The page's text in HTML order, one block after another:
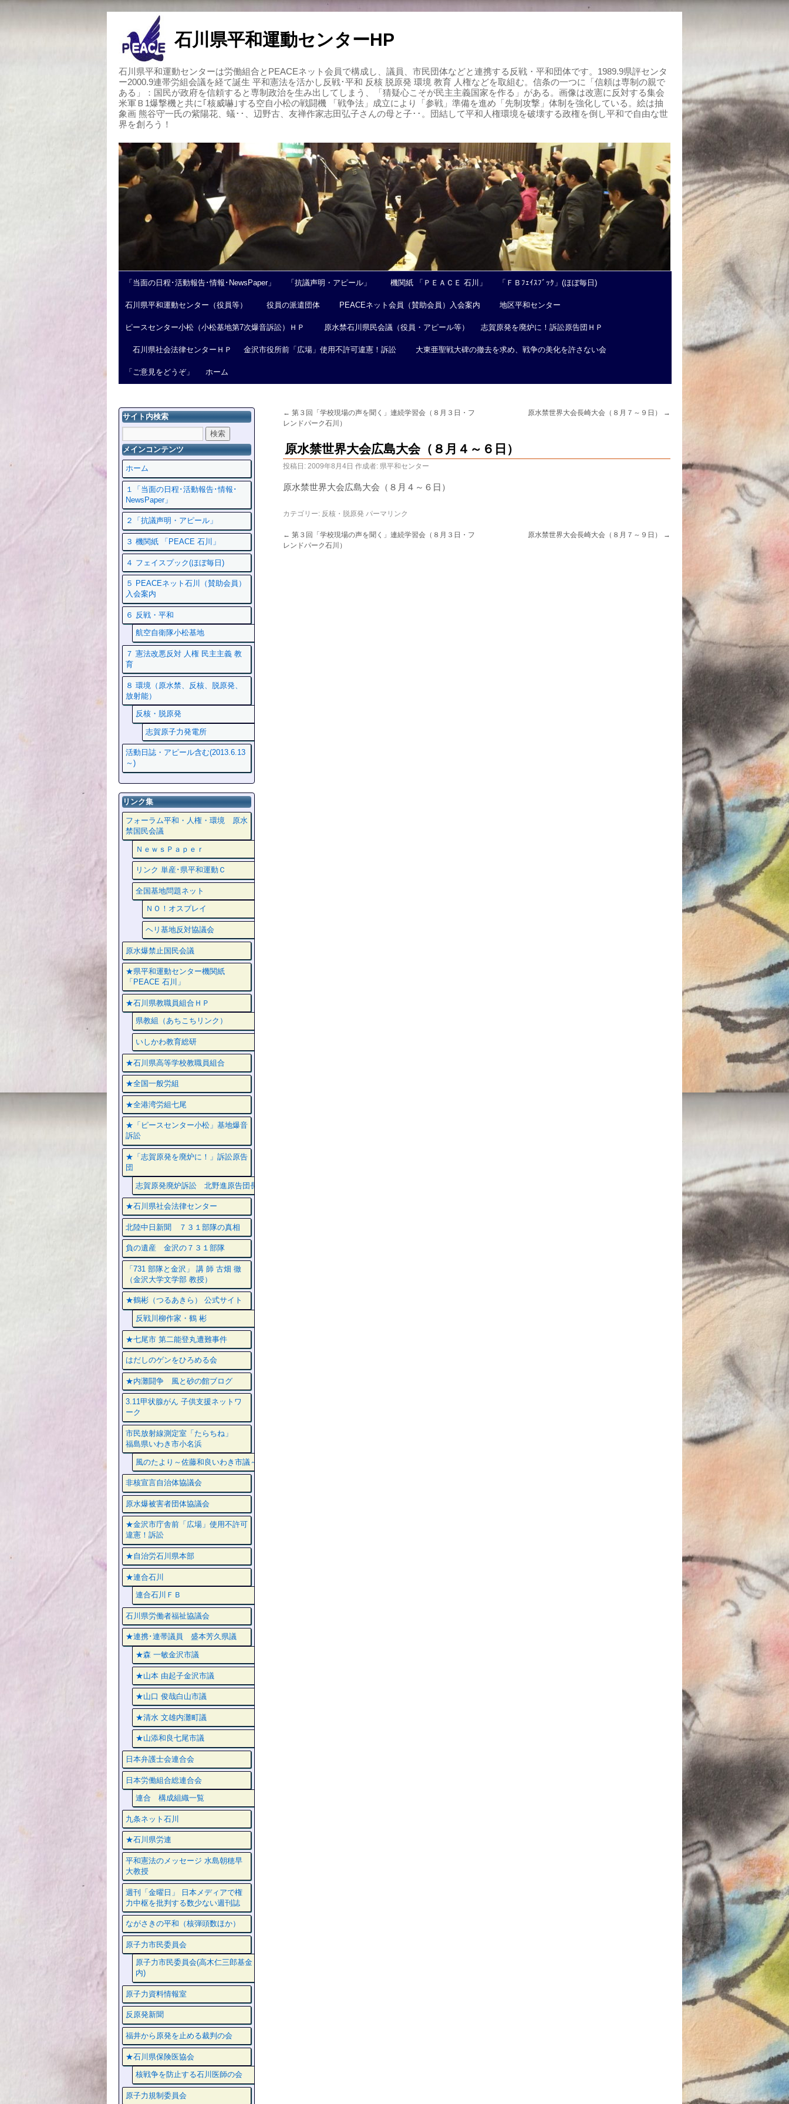
石川県平和運動センターHP
石川県平和運動センターは労働組合とPEACEネット会員で構成し、議員、市民団体などと連携する反戦・平和団体です。1989.9県評センタ
ー2000.9連帯労組会議を経て誕生 平和憲法を活かし反戦･平和 反核 脱原発 環境 教育 人権などを取組む。信条の一つに「信頼は専制の親で
ある」：国民が政府を信頼すると専制政治を生み出してしまう、「猜疑心こそが民主主義国家を作る」がある。画像は改憲に反対する集会
米軍Ｂ1爆撃機と共に｢核威嚇｣する空自小松の戦闘機 「戦争法」成立により「参戦」準備を進め「先制攻撃」体制を強化している。絵は抽
象画 熊谷守一氏の紫陽花、蟻･･、辺野古、友禅作家志田弘子さんの母と子･･。団結して平和人権環境を破壊する政権を倒し平和で自由な世
界を創ろう！
「当面の日程･活動報告･情報･NewsPaper」 「抗議声明・アピール」 機関紙 「ＰＥＡＣＥ 石川」 「ＦＢﾌｪｲｽﾌﾞｯｸ」(ほぼ毎日)
石川県平和運動センター（役員等） 役員の派遣団体 PEACEネット会員（賛助会員）入会案内 地区平和センター
ピースセンター小松（小松基地第7次爆音訴訟）ＨＰ 原水禁石川県民会議（役員・アピール等） 志賀原発を廃炉に！訴訟原告団ＨＰ
石川県社会法律センターＨＰ 金沢市役所前「広場」使用不許可違憲！訴訟 大東亜聖戦大碑の撤去を求め、戦争の美化を許さない会
「ご意見をどうぞ」 ホーム
← 第３回「学校現場の声を聞く」連続学習会（８月３日・フ
レンドパーク石川）
原水禁世界大会長崎大会（８月７～９日） →
原水禁世界大会広島大会（８月４～６日）
投稿日: 2009年8月4日 作成者: 県平和センター
原水禁世界大会広島大会（８月４～６日）
カテゴリー: 反核・脱原発 パーマリンク
← 第３回「学校現場の声を聞く」連続学習会（８月３日・フ
レンドパーク石川）
原水禁世界大会長崎大会（８月７～９日） →
サイト内検索
メインコンテンツ
ホーム
１「当面の日程･活動報告･情報･
NewsPaper」
２「抗議声明・アピール」
３ 機関紙 「PEACE 石川」
４ フェイスプック(ほぼ毎日)
５ PEACEネット石川（賛助会員）
入会案内
６ 反戦・平和
航空自衛隊小松基地
７ 憲法改悪反対 人権 民主主義 教
育
８ 環境（原水禁、反核、脱原発、
放射能）
反核・脱原発
志賀原子力発電所
活動日誌・アピール含む(2013.6.13
～)
リンク集
フォーラム平和・人権・環境 原水
禁国民会議
ＮｅｗｓＰａｐｅｒ
リンク 単産･県平和運動Ｃ
全国基地問題ネット
ＮＯ！オスプレイ
ヘリ基地反対協議会
原水爆禁止国民会議
★県平和運動センター機関紙
「PEACE 石川」
★石川県教職員組合ＨＰ
県教組（あちこちリンク）
いしかわ教育総研
★石川県高等学校教職員組合
★全国一般労組
★全港湾労組七尾
★「ピースセンター小松」基地爆音
訴訟
★「志賀原発を廃炉に！」訴訟原告
団
志賀原発廃炉訴訟 北野進原告団長
★石川県社会法律センター
北陸中日新聞 ７３１部隊の真相
負の遺産 金沢の７３１部隊
「731 部隊と金沢」 講 師 古畑 徹
（金沢大学文学部 教授）
★鶴彬（つるあきら） 公式サイト
反戦川柳作家・鶴 彬
★七尾市 第二能登丸遭難事件
はだしのゲンをひろめる会
★内灘闘争 風と砂の館ブログ
3.11甲状腺がん 子供支援ネットワ
ーク
市民放射線測定室「たらちね」
福島県いわき市小名浜
風のたより～佐藤和良いわき市議～
非核宣言自治体協議会
原水爆被害者団体協議会
★金沢市庁舎前「広場」使用不許可
違憲！訴訟
★自治労石川県本部
★連合石川
連合石川ＦＢ
石川県労働者福祉協議会
★連携･連帯議員 盛本芳久県議
★森 一敏金沢市議
★山本 由起子金沢市議
★山口 俊哉白山市議
★清水 文雄内灘町議
★山添和良七尾市議
日本弁護士会連合会
日本労働組合総連合会
連合 構成組織一覧
九条ネット石川
★石川県労連
平和憲法のメッセージ 水島朝穂早
大教授
週刊「金曜日」 日本メディアで権
力中枢を批判する数少ない週刊誌
ながさきの平和（核弾頭数ほか）
原子力市民委員会
原子力市民委員会(高木仁三郎基金
内)
原子力資料情報室
反原発新聞
福井から原発を止める裁判の会
★石川県保険医協会
核戦争を防止する石川医師の会
原子力規制委員会